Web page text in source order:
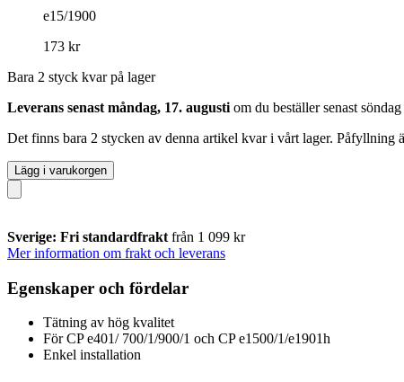
e15/1900
173 kr
Bara 2 styck kvar på lager
Leverans senast måndag, 17. augusti om du beställer senast
Det finns bara 2 stycken av denna artikel kvar i vårt lager. Påfyllning
Lägg i varukorgen
Sverige: Fri standardfrakt från 1 099 kr
Mer information om frakt och leverans
Egenskaper och fördelar
Tätning av hög kvalitet
För CP e401/ 700/1/900/1 och CP e1500/1/e1901h
Enkel installation